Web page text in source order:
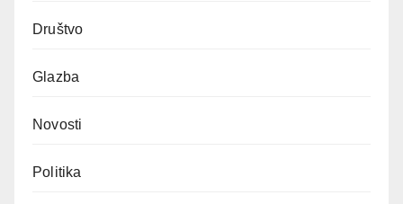
Društvo
Glazba
Novosti
Politika